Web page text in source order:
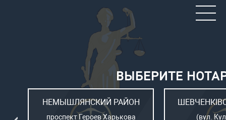
ВЫБЕРИТЕ
НЕМЫШЛЯНСКИЙ РАЙОН
проспект Героев Харькова
(вул.